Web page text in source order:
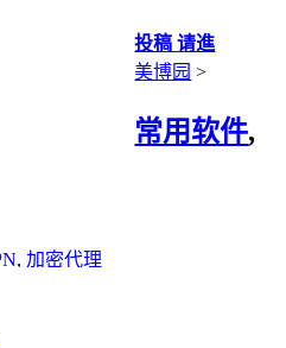
投稿 请進
美博园 >
常用软件,
, 加密代理